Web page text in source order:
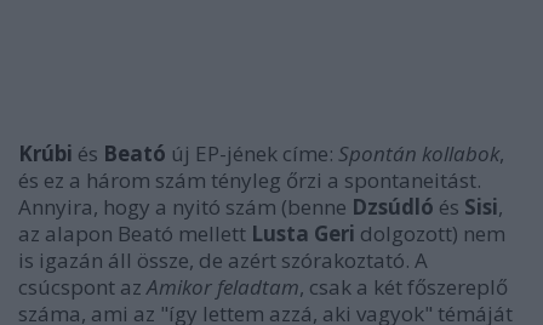
Krúbi és Beató új EP-jének címe: Spontán kollabok,
és ez a három szám tényleg őrzi a spontaneitást.
Annyira, hogy a nyitó szám (benne Dzsúdló és Sisi,
az alapon Beató mellett Lusta Geri dolgozott) nem
is igazán áll össze, de azért szórakoztató. A
csúcspont azAmikor feladtam, csak a két főszereplő
száma, ami az "így lettem azzá, aki vagyok" témáját